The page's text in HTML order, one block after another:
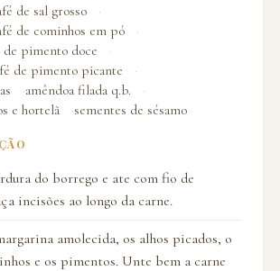
de sal grosso
de cominhos em pó
de pimento doce
de pimento picante
amêndoa filada q.b.
e hortelã
sementes de sésamo
do borrego e ate com fio de
incisões ao longo da carne.
amolecida, os alhos picados, o
e os pimentos. Unte bem a carne